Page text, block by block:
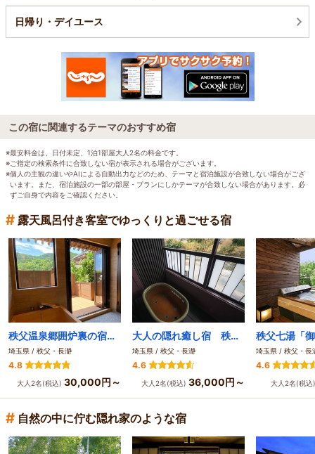
日帰り・デイユース
この宿に関連するテーマのおすすめ宿
※最安料金は、日付未定、1泊1部屋大人2名の料金です。
※ご指定の検索条件に合致しない宿が表示される場合がございます。
※個人の主観の違いやAIによる自動出力などのため、テーマと宿泊施設が合致しない場合がござ
います。また、宿泊施設の一部の部屋・プランにしかテーマが合致しない場合があります。必
ずご自身で内容をご確認ください。
# 露天風呂付き客室でゆっくりと過ごせる宿
秩父温泉郷囲炉裏の宿 小鹿荘
埼玉県 / 秩父・長瀞
4.8
大人2名(税込) 30,000円～
大人の隠れ癒し宿 秩父長瀞 花湯 別邸
埼玉県 / 秩父・長瀞
4.6
大人2名(税込) 36,000円～
埼玉県 / 秩父・長
4.6
大人2名(税
# 自然の中に佇む隠れ家のような宿